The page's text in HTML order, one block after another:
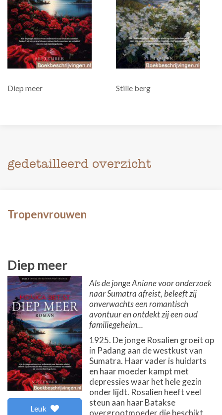
Diep meer Stille berg
gedetailleerd overzicht
Tropenvrouwen
Diep meer
Leuk
Als de jonge Aniane voor onderzoek
naar Sumatra afreist, beleeft zij
onverwachts een romantisch
avontuur en ontdekt zij een oud
familiegeheim...
1925. De jonge Rosalien groeit op
in Padang aan de westkust van
Sumatra. Haar vader is huidarts
en haar moeder kampt met
depressies waar het hele gezin
onder lijdt. Rosalien heeft veel
steun aan haar Batakse
overgrootmoeder die beschikt